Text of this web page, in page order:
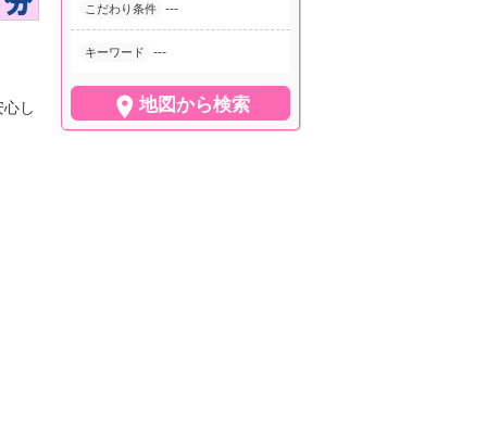
こだわり条件 ---
キーワード ---
 地図から検索
し